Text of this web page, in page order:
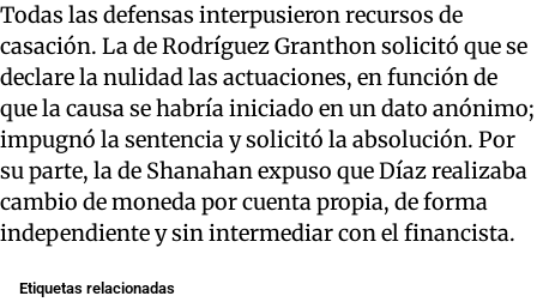
Todas las defensas interpusieron recursos de
casación. La de Rodríguez Granthon solicitó que se
declare la nulidad las actuaciones, en función de
que la causa se habría iniciado en un dato anónimo;
impugnó la sentencia y solicitó la absolución. Por
su parte, la de Shanahan expuso que Díaz realizaba
cambio de moneda por cuenta propia, de forma
independiente y sin intermediar con el financista.
Etiquetas relacionadas